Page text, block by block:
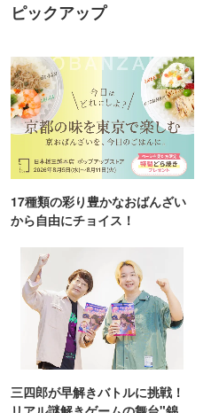
ピックアップ
17種類の彩り豊かなおばんざい
から自由にチョイス！
三四郎が早解きバトルに挑戦！